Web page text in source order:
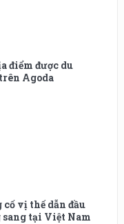
điểm được du
Agoda
cố vị thế dẫn đầu
tại Việt Nam